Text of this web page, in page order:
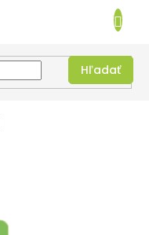
Hľadať
KOŠÍK